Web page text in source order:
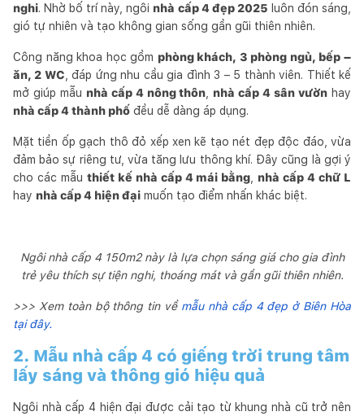
nghi. Nhờ bố trí này, ngôi nhà cấp 4 đẹp 2025 luôn đón sáng,
gió tự nhiên và tạo không gian sống gần gũi thiên nhiên.
Công năng khoa học gồm phòng khách, 3 phòng ngủ, bếp –
ăn, 2 WC , đáp ứng nhu cầu gia đình 3 – 5 thành viên. Thiết kế
mở giúp mẫu nhà cấp 4 nông thôn nhà cấp 4 sân vườn hay
nhà cấp 4 thành phố đều dễ dàng áp dụng.
Mặt tiền ốp gạch thô đỏ xếp xen kẽ tạo nét đẹp độc đáo, vừa
đảm bảo sự riêng tư, vừa tăng lưu thông khí. Đây cũng là gợi ý
cho các mẫu thiết kế nhà cấp 4 mái bằng
nhà cấp 4 chữ L
hay nhà cấp 4 hiện đại muốn tạo điểm nhấn khác biệt.
Ngôi nhà cấp 4 150m2 này là lựa chọn sáng giá cho gia đình
trẻ yêu thích sự tiện nghi, thoáng mát và gần gũi thiên nhiên.
>>> Xem toàn bộ thông tin về mẫu nhà cấp 4 đẹp ở Biên Hòa
tại đây.
2. Mẫu nhà cấp 4 có giếng trời trung tâm
lấy sáng và thông gió hiệu quả
Ngôi nhà cấp 4 hiện đại được cải tạo từ khung nhà cũ trở nên